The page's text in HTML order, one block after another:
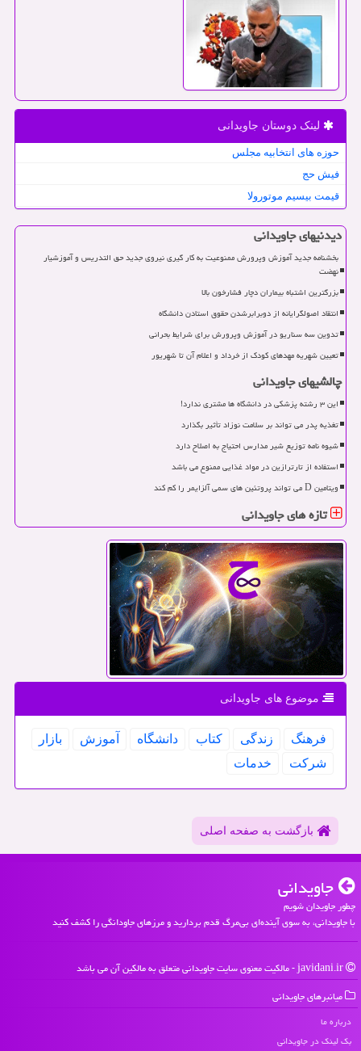
لینک دوستان جاویدانی
حوزه های انتخابیه مجلس
فیش حج
قیمت بیسیم موتورولا
دیدنیهای جاویدانی
بخشنامه جدید آموزش وپرورش ممنوعیت به کار گیری نیروی جدید حق التدریس و آموزشیار
نهضت
بزرگترین اشتباه بیماران دچار فشارخون بالا
انتقاد اصولگرایانه از دوبرابرشدن حقوق استادن دانشگاه
تدوین سه سناریو در آموزش وپرورش برای شرایط بحرانی
تعیین شهریه مهدهای کودک از خرداد و اعلام آن تا شهریور
چالشیهای جاویدانی
این ۳ رشته پزشکی در دانشگاه ها مشتری ندارد!
تغذیه پدر می تواند بر سلامت نوزاد تأثیر بگذارد
شیوه نامه توزیع شیر مدارس احتیاج به اصلاح دارد
استفاده از تارترازین در مواد غذایی ممنوع می باشد
ویتامین D می تواند پروتئین های سمی آلزایمر را کم کند
تازه های جاویدانی
موضوع های جاویدانی
فرهنگ زندگی كتاب دانشگاه آموزش
بازار
شركت
خدمات
بازگشت به صفحه اصلی
جاویدانی
چطور جاویدان شویم
با جاویدانی، به سوی آینده‌ای بی‌مرگ قدم بردارید و مرزهای جاودانگی را کشف کنید
میانبرهای جاویدانی
درباره ما
بک لینک در جاویدانی